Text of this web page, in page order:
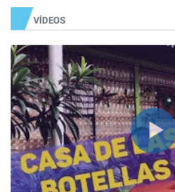
VÍDEOS